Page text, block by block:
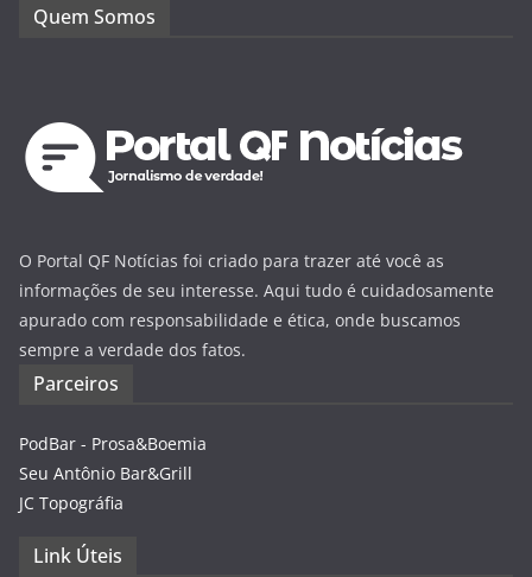
Quem Somos
O Portal QF Notícias foi criado para trazer até você as
informações de seu interesse. Aqui tudo é cuidadosamente
apurado com responsabilidade e ética, onde buscamos
sempre a verdade dos fatos.
Parceiros
PodBar - Prosa&Boemia
Seu Antônio Bar&Grill
JC Topográfia
Link Úteis